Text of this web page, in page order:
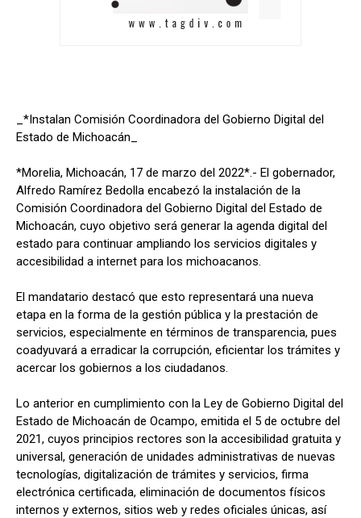
_*Instalan Comisión Coordinadora del Gobierno Digital del
Estado de Michoacán_
*Morelia, Michoacán, 17 de marzo del 2022*.- El gobernador,
Alfredo Ramírez Bedolla encabezó la instalación de la
Comisión Coordinadora del Gobierno Digital del Estado de
Michoacán, cuyo objetivo será generar la agenda digital del
estado para continuar ampliando los servicios digitales y
accesibilidad a internet para los michoacanos.
El mandatario destacó que esto representará una nueva
etapa en la forma de la gestión pública y la prestación de
servicios, especialmente en términos de transparencia, pues
coadyuvará a erradicar la corrupción, eficientar los trámites y
acercar los gobiernos a los ciudadanos.
Lo anterior en cumplimiento con la Ley de Gobierno Digital del
Estado de Michoacán de Ocampo, emitida el 5 de octubre del
2021, cuyos principios rectores son la accesibilidad gratuita y
universal, generación de unidades administrativas de nuevas
tecnologías, digitalización de trámites y servicios, firma
electrónica certificada, eliminación de documentos físicos
internos y externos, sitios web y redes oficiales únicas, así